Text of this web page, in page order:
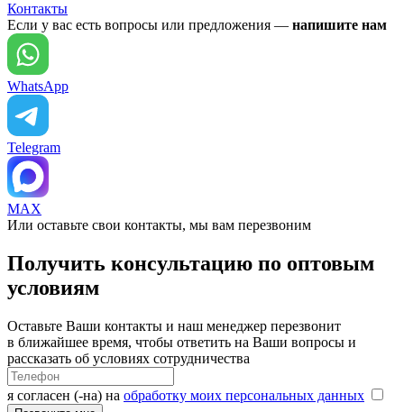
Контакты
Если у вас есть вопросы или предложения — напишите нам
WhatsApp
Telegram
MAX
Или оставьте свои контакты, мы вам перезвоним
Получить консультацию по оптовым
условиям
Оставьте Ваши контакты и наш менеджер перезвонит
в ближайшее время, чтобы ответить на Ваши вопросы и
рассказать об условиях сотрудничества
я согласен (-на) на обработку моих персональных данных